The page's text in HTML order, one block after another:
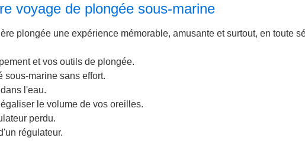
voyage de plongée sous-marine
plongée une expérience mémorable, amusante et surtout, en toute
et vos outils de plongée.
sous-marine sans effort.
l'eau.
le volume de vos oreilles.
perdu.
régulateur.